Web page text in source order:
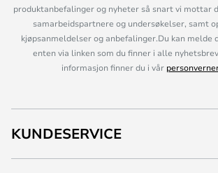
produktanbefalinger og nyheter så snart vi mottar
samarbeidspartnere og undersøkelser, samt
kjøpsanmeldelser og anbefalinger.Du kan melde
enten via linken som du finner i alle
informasjon finner du i vår
KUNDESERVICE